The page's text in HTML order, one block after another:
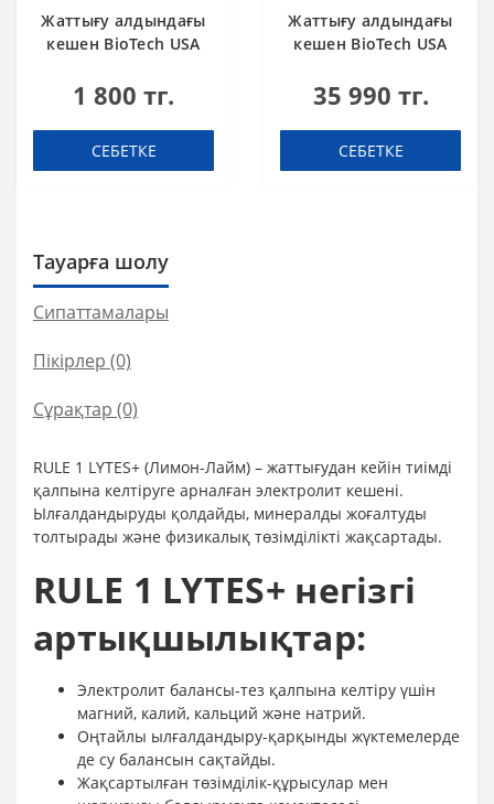
Жаттығу алдындағы
кешен BioTech USA
Lemonade 60 ml шот
1 800 тг.
СЕБЕТКЕ
Жаттығу алдындағы
кешен BioTech USA
Pink grapefruit 60 ml
дана)
35 990 тг.
СЕБЕТКЕ
Тауарға шолу
Сипаттамалары
Пікірлер (0)
Сұрақтар (0)
RULE 1 LYTES+ (Лимон-Лайм) – жаттығудан кейін тиімді
қалпына келтіруге арналған электролит кешені.
Ылғалдандыруды қолдайды, минералды жоғалтуды
толтырады және физикалық төзімділікті жақсартады.
RULE 1 LYTES+ негізгі
артықшылықтар:
Электролит балансы-тез қалпына келтіру үшін
магний, калий, кальций және натрий.
Оңтайлы ылғалдандыру-қарқынды жүктемелерде
де су балансын сақтайды.
Жақсартылған төзімділік-құрысулар мен